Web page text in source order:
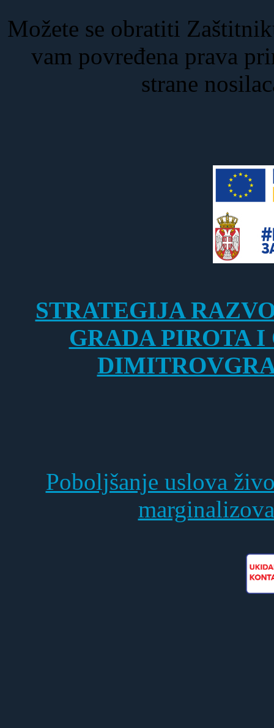
Možete se obratiti
vam povređena prava
strane
STRATEGIJA
GRADA PIROTA
Poboljšanje uslova